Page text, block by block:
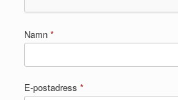
Namn *
E-postadress *